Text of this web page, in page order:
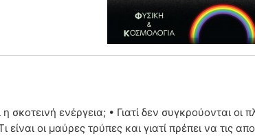
σκοτεινή ενέργεια; • Γιατί δεν συγκρούονται
οι μαύρες τρύπες και γιατί πρέπει να τις